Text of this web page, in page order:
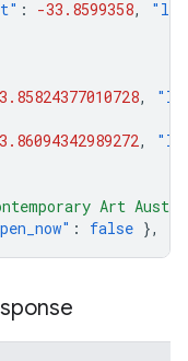
: -33.8599358,
,
,
Art
: false },